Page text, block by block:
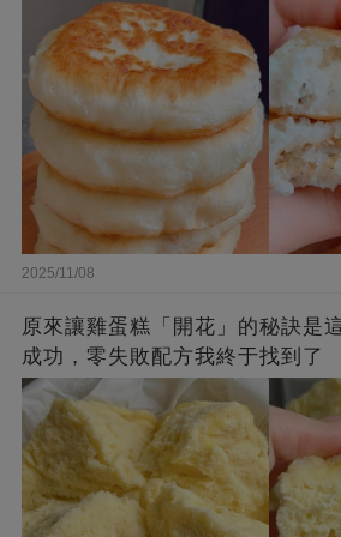
2025/11/08
原來讓雞蛋糕「開花」的秘訣是
成功，零失敗配方我終于找到了